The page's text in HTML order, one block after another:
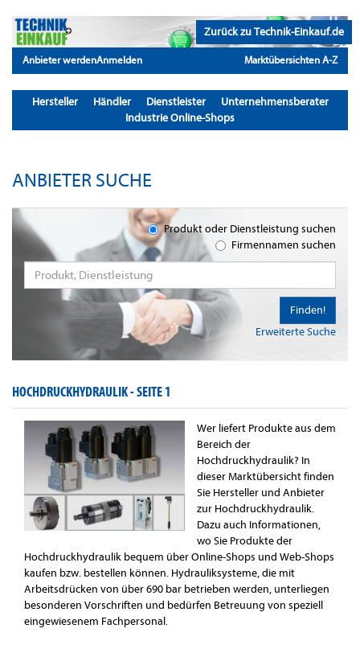
Zurück zu Technik-Einkauf.de
Anbieter werdenAnmelden Marktübersichten A-Z
Hersteller Händler Dienstleister
Unternehmensberater
Industrie Online-Shops
ANBIETER SUCHE
Produkt oder Dienstleistung suchen
Firmennamen suchen
Erweiterte Suche
Finden!
HOCHDRUCKHYDRAULIK -SEITE 1
Wer liefert Produkte aus dem
Bereich der
Hochdruckhydraulik? In
dieser Marktübersicht finden
Sie Hersteller und Anbieter
zur Hochdruckhydraulik.
Dazu auch Informationen,
wo Sie Produkte der
Hochdruckhydraulik bequem über Online-Shops und Web-Shops
kaufen bzw. bestellen können. Hydrauliksysteme, die mit
Arbeitsdrücken von über 690 bar betrieben werden, unterliegen
besonderen Vorschriften und bedürfen Betreuung von speziell
eingewiesenem Fachpersonal.